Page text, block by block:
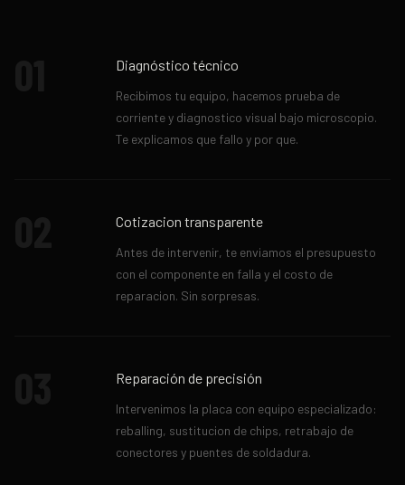
Diagnóstico técnico
Recibimos tu equipo, hacemos prueba de
corriente y diagnostico visual bajo microscopio.
Te explicamos que fallo y por que.
Cotizacion transparente
Antes de intervenir, te enviamos el presupuesto
con el componente en falla y el costo de
reparacion. Sin sorpresas.
Reparación de precisión
Intervenimos la placa con equipo especializado:
reballing, sustitucion de chips, retrabajo de
conectores y puentes de soldadura.